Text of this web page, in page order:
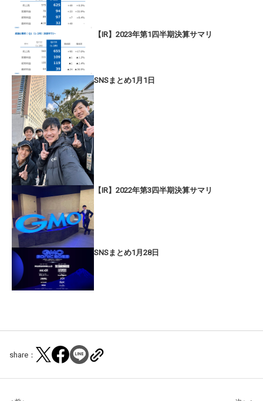
【IR】2023年第1四半期決算サマリ
SNSまとめ1月1日
【IR】2022年第3四半期決算サマリ
SNSまとめ1月28日
share：